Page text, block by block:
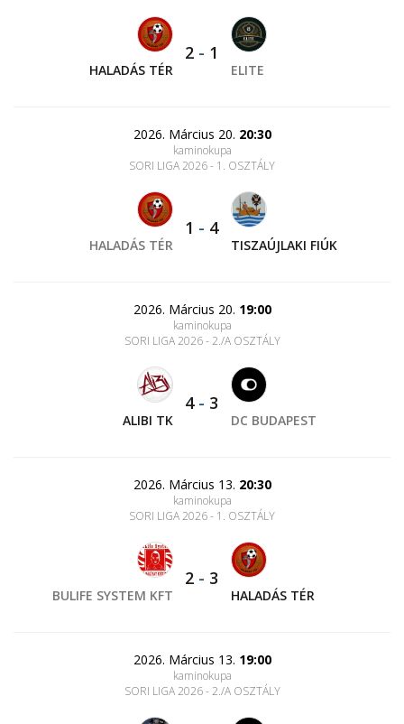
HALADÁS TÉR
2 - 1
ELITE
2026. Március 20. 20:30
kaminokupa
SORI LIGA 2026 - 1. OSZTÁLY
HALADÁS TÉR
1 - 4
TISZAÚJLAKI FIÚK
2026. Március 20. 19:00
kaminokupa
SORI LIGA 2026 - 2./A OSZTÁLY
ALIBI TK
4- 3
DC BUDAPEST
2026. Március 13. 20:30
kaminokupa
SORI LIGA 2026 - 1. OSZTÁLY
BULIFE SYSTEM KFT
2 - 3
HALADÁS TÉR
2026. Március 13. 19:00
kaminokupa
SORI LIGA 2026 - 2./A OSZTÁLY